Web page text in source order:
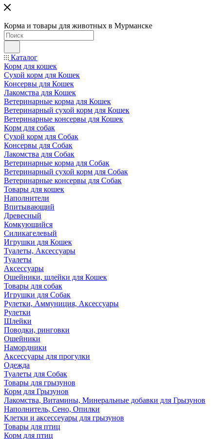
Корма и товары для животных в Мурманске
Каталог
Корм для кошек
Сухой корм для Кошек
Консервы для Кошек
Лакомства для Кошек
Ветеринарные корма для Кошек
Ветеринарный сухой корм для Кошек
Ветеринарные консервы для Кошек
Корм для собак
Сухой корм для Собак
Консервы для Собак
Лакомства для Собак
Ветеринарные корма для Собак
Ветеринарный сухой корм для Собак
Ветеринарные консервы для Собак
Товары для кошек
Наполнители
Впитывающий
Древесный
Комкующийся
Силикагелевый
Игрушки для Кошек
Туалеты, Аксессуары
Туалеты
Аксессуары
Ошейники, шлейки для Кошек
Товары для собак
Игрушки для Собак
Рулетки, Аммуниция, Аксессуары
Рулетки
Шлейки
Поводки, ринговки
Ошейники
Намордники
Аксессуары для прогулки
Одежда
Туалеты для Собак
Товары для грызунов
Корм для Грызунов
Лакомства, Витамины, Минеральные добавки для Грызунов
Наполнитель, Сено, Опилки
Клетки и аксессеуары для грызунов
Товары для птиц
Корм для птиц